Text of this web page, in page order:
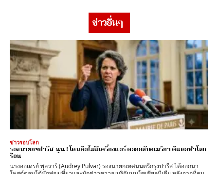
ข่าวอื่นๆ
ข่าวรอบโลก
รองนายกฯปารีส ฉุน ! โดนล้อไม่มีเครื่องแอร์ ตอกกลับอเมริกา ต้นตอทำโลก
ร้อน
นางออเดรย์ พุลวาร์ (Audrey Pulvar) รองนายกเทศมนตรีกรุงปารีส ได้ออกมา